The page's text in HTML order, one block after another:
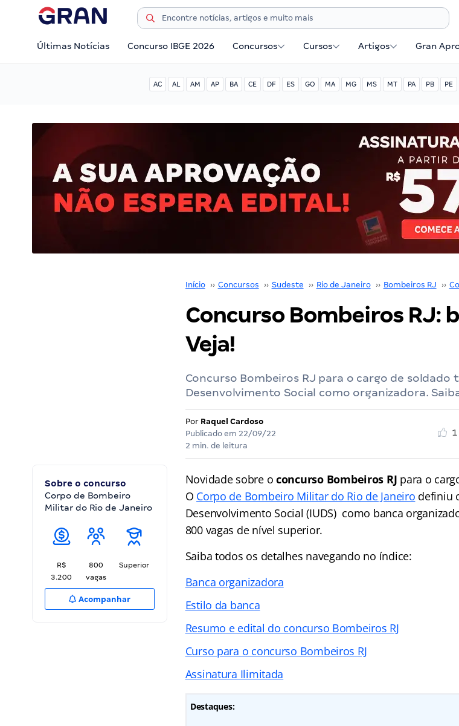
Últimas Notícias Concurso IBGE 2026 Concursos Cursos Artigos Gran
AC AL AM AP BA CE DF ES GO MA MG MS MT PA PB PE
Início ›› Concursos ›› Sudeste ›› Rio de Janeiro ›› Bombeiros RJ ››
Concurso Bombeiros RJ:
Veja!
Concurso Bombeiros RJ para o cargo de
Desenvolvimento Social como organizadora.
Por Raquel Cardoso
Publicado em 22/09/22
2 min. de leitura
1
Sobre o concurso
Corpo de Bombeiro
Militar do Rio de Janeiro
R$
3.200
800
vagas
Superior
Acompanhar
Novidade sobre o concurso Bombeiros RJ para o
O Corpo de Bombeiro Militar do Rio de Janeiro definiu
Desenvolvimento Social (IUDS) como banca
800 vagas de nível superior.
Saiba todos os detalhes navegando no índice:
Banca organizadora
Estilo da banca
Resumo e edital do concurso Bombeiros RJ
Curso para o concurso Bombeiros RJ
Assinatura Ilimitada
Destaques: